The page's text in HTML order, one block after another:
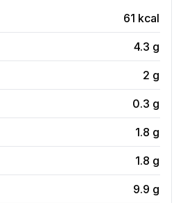
61 kcal
4.3 g
2 g
0.3 g
1.8 g
1.8 g
9.9 g